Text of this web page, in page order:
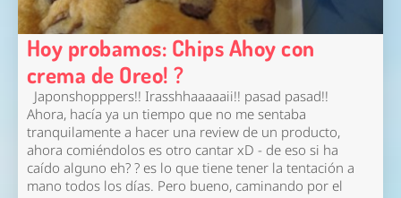
Hoy probamos: Chips Ahoy con
crema de Oreo! ?
Japonshopppers!! Irasshhaaaaaii!! pasad pasad!!
Ahora, hacía ya un tiempo que no me sentaba
tranquilamente a hacer una review de un producto,
ahora comiéndolos es otro cantar xD - de eso si ha
caído alguno eh? ? es lo que tiene tener la tentación a
mano todos los días. Pero bueno, caminando por el